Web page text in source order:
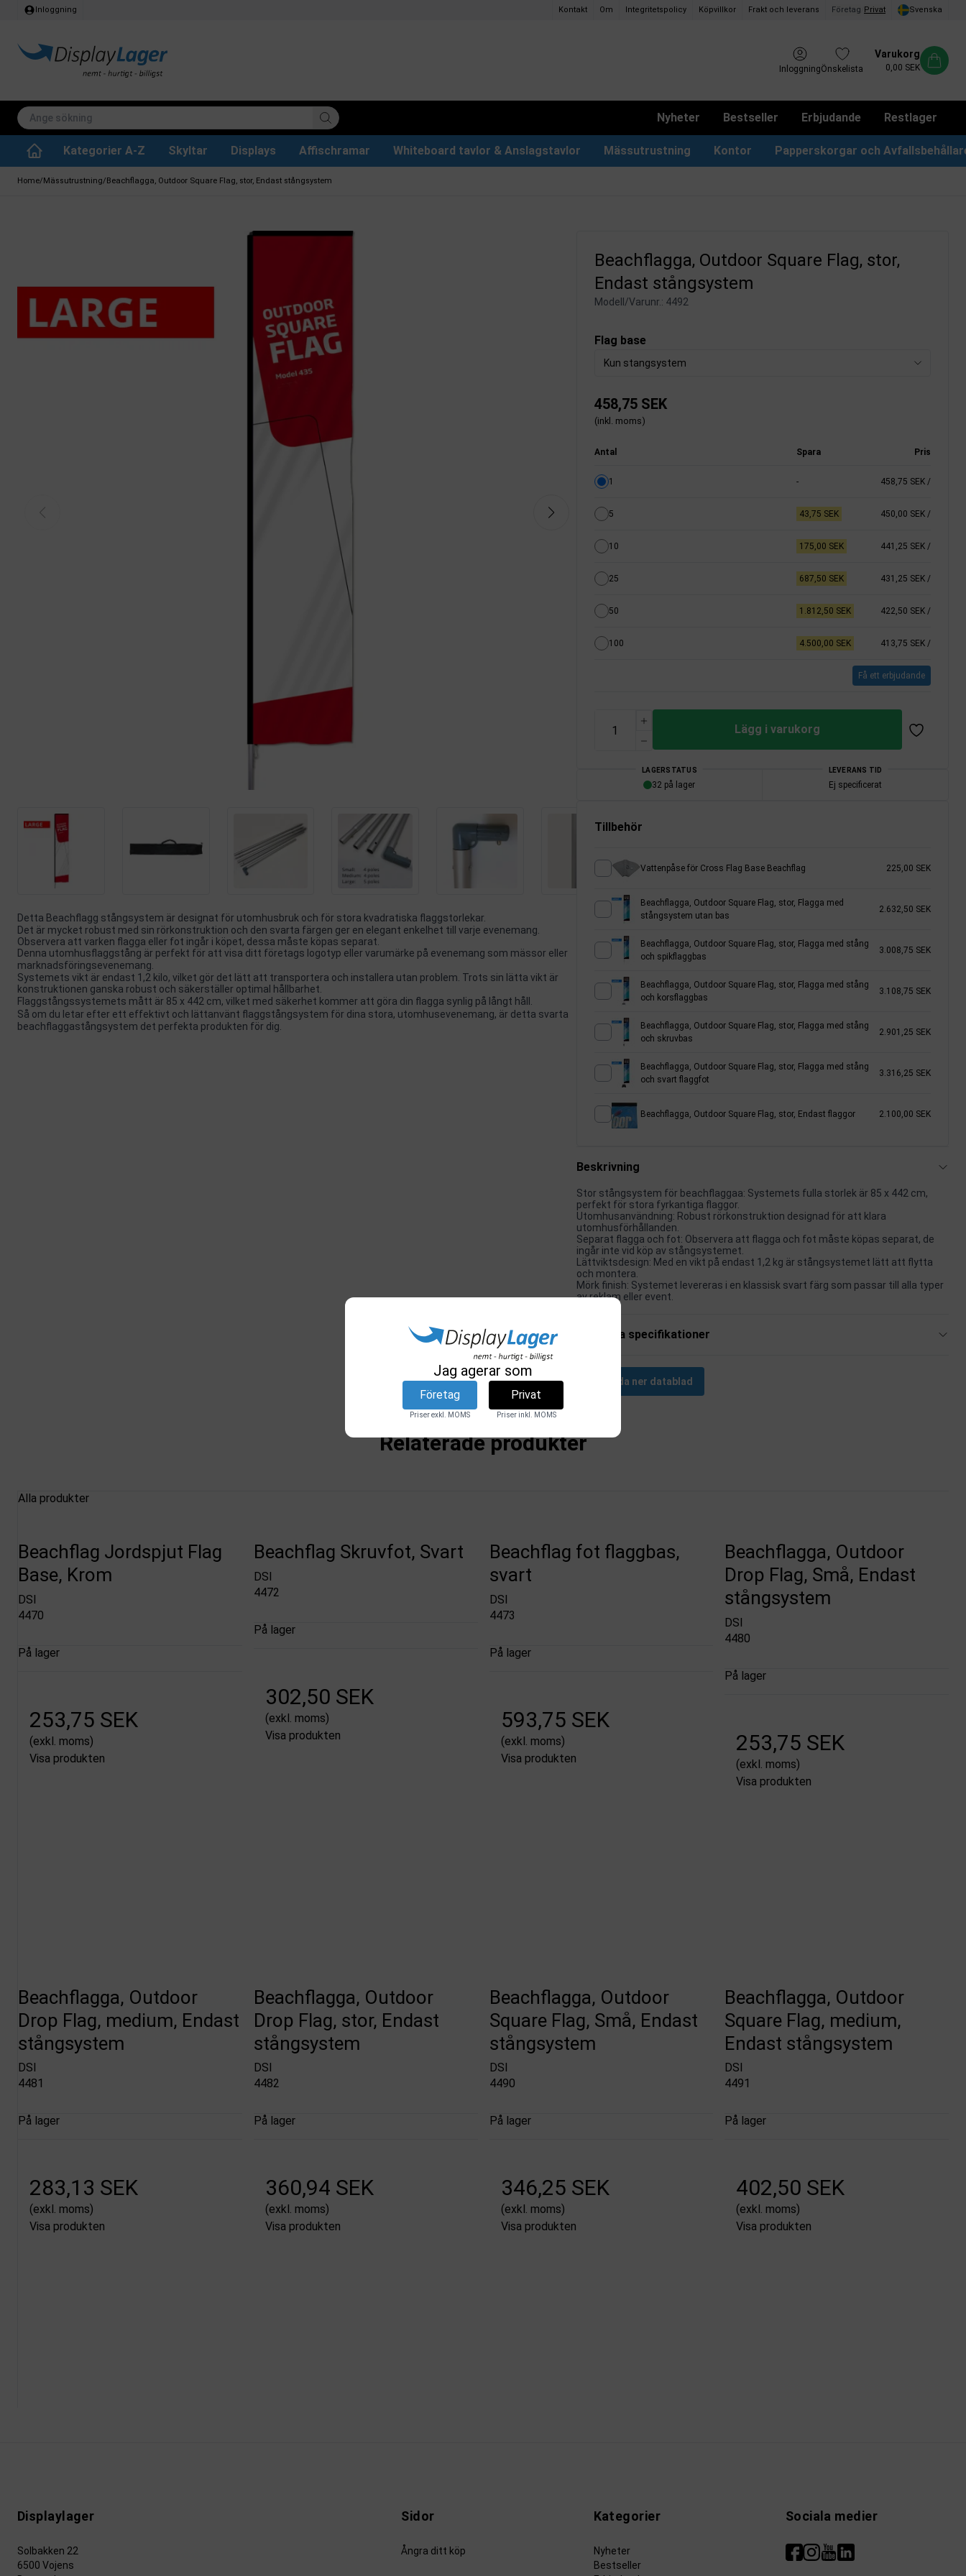
Inloggning Kontakt Om Integritetspolicy Köpvillkor Frakt och leverans Företag Privat Svenska
InloggningÖnskelista
Varukorg
0,00 SEK
Nyheter Bestseller Erbjudande Restlager
Kategorier A-Z Skyltar Displays Affischramar Whiteboard tavlor & Anslagstavlor Mässutrustning Kontor Papperskorgar och
Home/Mässutrustning/Beachflagga, Outdoor Square Flag, stor, Endast stångsystem
Detta Beachflagg stångsystem är designat för utomhusbruk och för stora kvadratiska flaggstorlekar.
Det är mycket robust med sin rörkonstruktion och den svarta färgen ger en elegant enkelhet till varje evenemang.
Observera att varken flagga eller fot ingår i köpet, dessa måste köpas separat.
Denna utomhusflaggstång är perfekt för att visa ditt företags logotyp eller varumärke på evenemang som mässor eller
marknadsföringsevenemang.
Systemets vikt är endast 1,2 kilo, vilket gör det lätt att transportera och installera utan problem. Trots sin lätta vikt är
konstruktionen ganska robust och säkerställer optimal hållbarhet.
Flaggstångssystemets mått är 85 x 442 cm, vilket med säkerhet kommer att göra din flagga synlig på långt håll.
Så om du letar efter ett effektivt och lättanvänt flaggstångsystem för dina stora, utomhusevenemang, är detta svarta
beachflaggastångsystem det perfekta produkten för dig.
Beachflagga, Outdoor Square Flag, stor,
Endast stångsystem
Modell/Varunr.: 4492
Flag base
Kun stangsystem
458,75 SEK
(inkl. moms)
Antal Spara Pris
1 - 458,75 SEK /
5 43,75 SEK 450,00 SEK /
10 175,00 SEK 441,25 SEK /
25 687,50 SEK 431,25 SEK /
50 1.812,50 SEK 422,50 SEK /
100 4.500,00 SEK 413,75 SEK /
Få ett erbjudande
Lägg i varukorg
LAGERSTATUS
32 på lager
LEVERANS TID
Ej specificerat
Tillbehör
Vattenpåse för Cross Flag Base Beachflag 225,00 SEK
Beachflagga, Outdoor Square Flag, stor, Flagga med
stångsystem utan bas
2.632,50 SEK
Beachflagga, Outdoor Square Flag, stor, Flagga med stång
och spikflaggbas
3.008,75 SEK
Beachflagga, Outdoor Square Flag, stor, Flagga med stång
och korsflaggbas
3.108,75 SEK
Beachflagga, Outdoor Square Flag, stor, Flagga med stång
och skruvbas
2.901,25 SEK
Beachflagga, Outdoor Square Flag, stor, Flagga med stång
och svart flaggfot
3.316,25 SEK
Beachflagga, Outdoor Square Flag, stor, Endast flaggor 2.100,00 SEK
Beskrivning
Stor stångsystem för beachflaggaa: Systemets fulla storlek är 85 x 442 cm,
perfekt för stora fyrkantiga flaggor.
Utomhusanvändning: Robust rörkonstruktion designad för att klara
utomhusförhållanden.
Separat flagga och fot: Observera att flagga och fot måste köpas separat, de
ingår inte vid köp av stångsystemet.
Lättviktsdesign: Med en vikt på endast 1,2 kg är stångsystemet lätt att flytta
och montera.
Mörk finish: Systemet levereras i en klassisk svart färg som passar till alla typer
av reklam eller event.
Tekniska specifikationer
Ladda ner datablad
Relaterade produkter
Alla produkter
Beachflag Jordspjut Flag
Base, Krom
DSI
4470
På lager
253,75 SEK
(exkl. moms)
Visa produkten
Beachflag Skruvfot, Svart
DSI
4472
På lager
302,50 SEK
(exkl. moms)
Visa produkten
Beachflag fot flaggbas,
svart
DSI
4473
På lager
593,75 SEK
(exkl. moms)
Visa produkten
Beachflagga, Outdoor
Drop Flag, Små, Endast
stångsystem
DSI
4480
På lager
253,75 SEK
(exkl. moms)
Visa produkten
Beachflagga, Outdoor
Drop Flag, medium, Endast
stångsystem
DSI
4481
På lager
283,13 SEK
(exkl. moms)
Visa produkten
Beachflagga, Outdoor
Drop Flag, stor, Endast
stångsystem
DSI
4482
På lager
360,94 SEK
(exkl. moms)
Visa produkten
Beachflagga, Outdoor
Square Flag, Små, Endast
stångsystem
DSI
4490
På lager
346,25 SEK
(exkl. moms)
Visa produkten
Beachflagga, Outdoor
Square Flag, medium,
Endast stångsystem
DSI
4491
På lager
402,50 SEK
(exkl. moms)
Visa produkten
Displaylager
Solbakken 22
6500 Vojens
Sidor
Ångra ditt köp
Kategorier
Nyheter
Bestseller
Sociala medier
Jag agerar som
Företag
Priser exkl. MOMS
Privat
Priser inkl. MOMS